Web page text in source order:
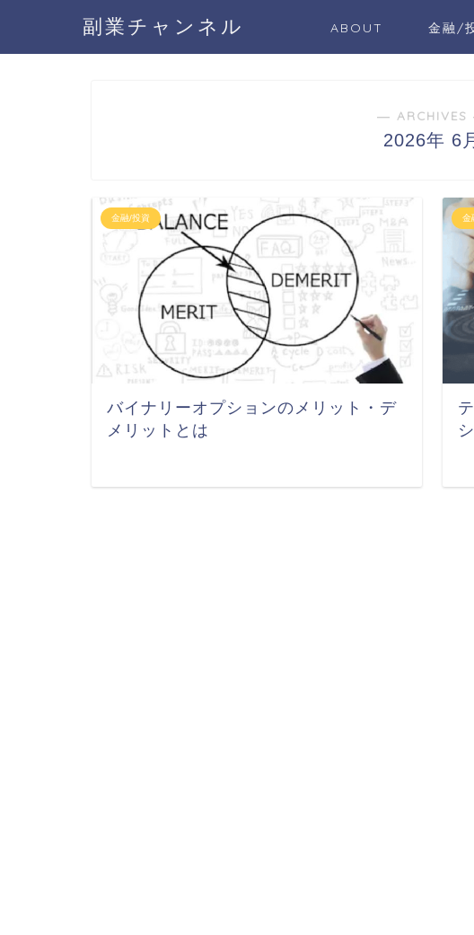
副業チャンネル ABOUT 金融/
―
2026年 6月
金融/投資
バイナリーオプションのメリット・デ
メリットとは
金